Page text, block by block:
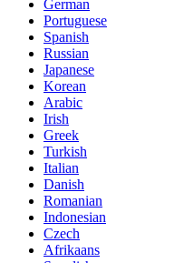
German
Portuguese
Spanish
Russian
Japanese
Korean
Arabic
Irish
Greek
Turkish
Italian
Danish
Romanian
Indonesian
Czech
Afrikaans